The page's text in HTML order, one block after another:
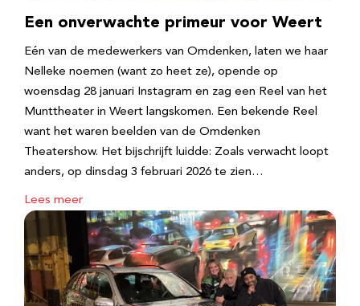
Een onverwachte primeur voor Weert
Eén van de medewerkers van Omdenken, laten we haar
Nelleke noemen (want zo heet ze), opende op
woensdag 28 januari Instagram en zag een Reel van het
Munttheater in Weert langskomen. Een bekende Reel
want het waren beelden van de Omdenken
Theatershow. Het bijschrijft luidde: Zoals verwacht loopt
anders, op dinsdag 3 februari 2026 te zien…
Lees meer